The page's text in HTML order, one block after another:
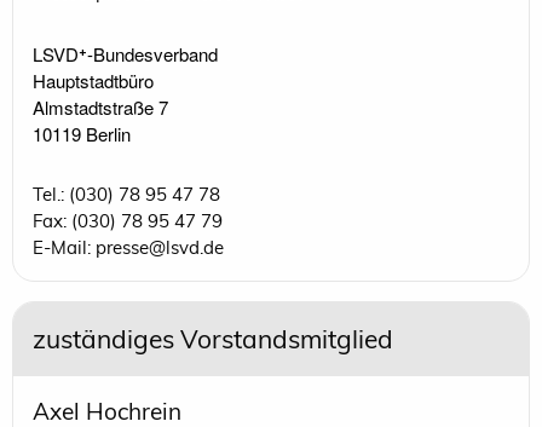
LSVD⁺-Bundesverband
Hauptstadtbüro
Almstadtstraße 7
10119 Berlin
Tel.: (030) 78 95 47 78
Fax: (030) 78 95 47 79
E-Mail: presse@lsvd.de
zuständiges Vorstandsmitglied
Axel Hochrein